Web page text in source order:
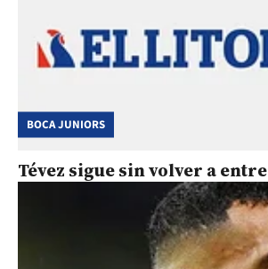
BOCA JUNIORS
Tévez sigue sin volver a